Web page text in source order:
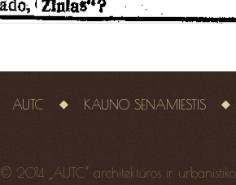
AUTC KAUNO SENAMIESTIS
© 2014 „AUTC“ architektūros ir